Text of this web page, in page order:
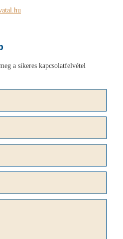
a sikeres kapcsolatfelvétel